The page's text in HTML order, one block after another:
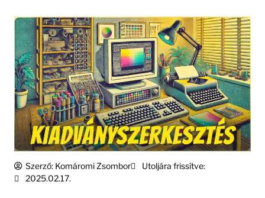
Szerző: Komáromi Zsombor
Utoljára frissítve:
2025.02.17.